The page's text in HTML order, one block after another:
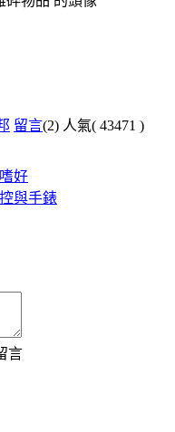
留言(2) 人氣( 43471 )
好
與手錶
言